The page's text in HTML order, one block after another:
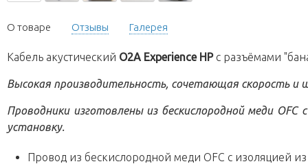
О товаре Отзывы Галерея
Кабель акустический O2A Experience HPс разъёмами
Высокая производительность, сочетающая скорость и
Проводники изготовлены из бескислородной меди
установку.
Провод из бескислородной меди OFC с изоляцией